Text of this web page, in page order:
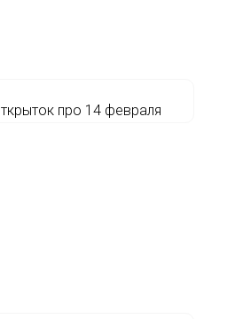
про 14 февраля